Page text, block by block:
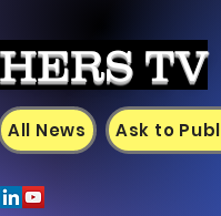
All News Ask to
TV